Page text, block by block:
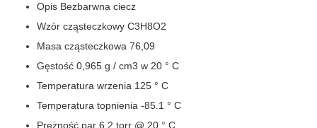
Opis Bezbarwna ciecz
Wzór cząsteczkowy C3H8O2
Masa cząsteczkowa 76,09
Gęstość 0,965 g / cm3 w 20 ° C
Temperatura wrzenia 125 ° C
Temperatura topnienia -85.1 ° C
Prężność par 6,2 torr @ 20 ° C